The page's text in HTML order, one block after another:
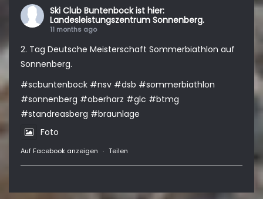
Ski Club Buntenbock ist hier:
Landesleistungszentrum Sonnenberg.
11 months ago
2. Tag Deutsche Meisterschaft Sommerbiathlon auf
Sonnenberg.
#scbuntenbock #nsv #dsb #sommerbiathlon
#sonnenberg #oberharz #glc #btmg
#standreasberg #braunlage
Foto
Auf Facebook anzeigen · Teilen